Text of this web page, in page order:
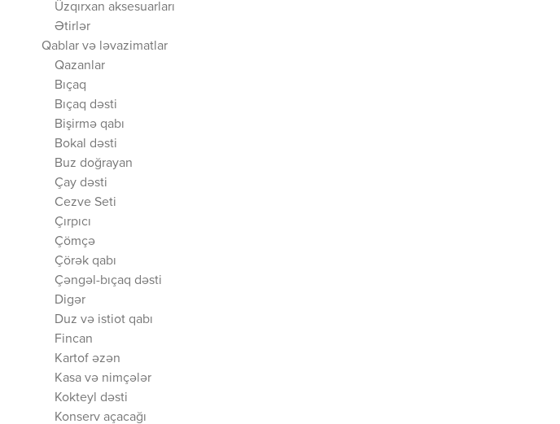
Üzqırxan aksesuarları
Ətirlər
Qablar və ləvazimatlar
Qazanlar
Bıçaq
Bıçaq dəsti
Bişirmə qabı
Bokal dəsti
Buz doğrayan
Çay dəsti
Cezve Seti
Çırpıcı
Çömçə
Çörək qabı
Çəngəl-bıçaq dəsti
Digər
Duz və istiot qabı
Fincan
Kartof əzən
Kasa və nimçələr
Kokteyl dəsti
Konserv açacağı